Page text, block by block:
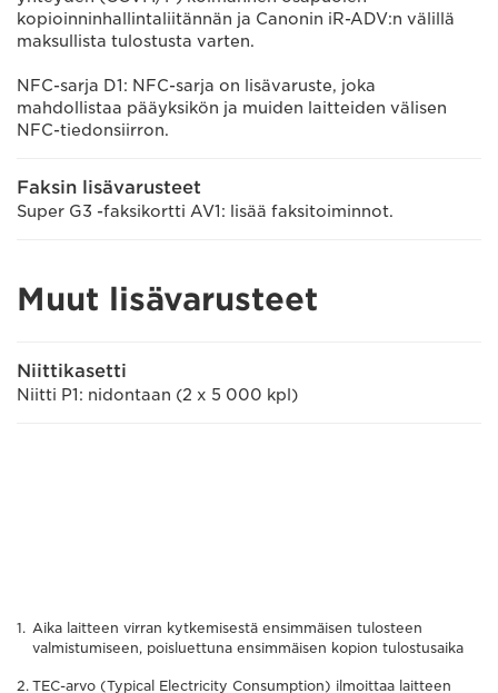
kopioinninhallintaliitännän ja Canonin iR-ADV:n välillä
maksullista tulostusta varten.
NFC-sarja D1: NFC-sarja on lisävaruste, joka
mahdollistaa pääyksikön ja muiden laitteiden välisen
NFC-tiedonsiirron.
Faksin lisävarusteet
Super G3 -faksikortti AV1: lisää faksitoiminnot.
Muut lisävarusteet
Niittikasetti
Niitti P1: nidontaan (2 x 5 000 kpl)
Aika laitteen virran kytkemisestä ensimmäisen tulosteen
valmistumiseen, poisluettuna ensimmäisen kopion tulostusaika
TEC-arvo (Typical Electricity Consumption) ilmoittaa laitteen